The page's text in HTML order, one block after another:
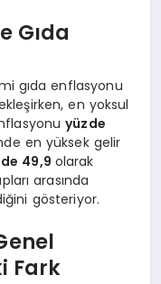
Gıda
gıda enflasyonu
en yoksul
yüzde
en yüksek gelir
49,9 olarak
arasında
gösteriyor.
Fark